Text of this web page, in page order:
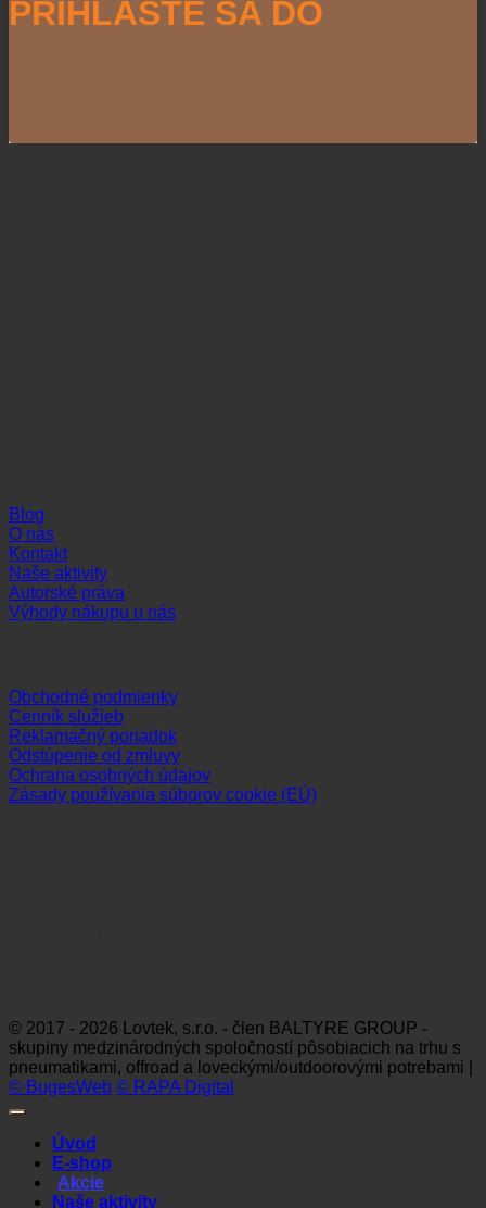
PRIHLÁSTE SA DO
Blog
O nás
Kontakt
Naše aktivity
Autorské práva
Výhody nákupu u nás
Obchodné podmienky
Cenník služieb
Reklamačný poriadok
Odstúpenie od zmluvy
Ochrana osobných údajov
Zásady používania súborov cookie (EÚ)
© 2017 - 2026 Lovtek, s.r.o. - člen BALTYRE GROUP -
skupiny medzinárodných spoločností pôsobiacich na trhu s
pneumatikami, offroad a loveckými/outdoorovými potrebami |
© BugesWeb © RAPA Digital
Úvod
E-shop
Akcie
Naše aktivity